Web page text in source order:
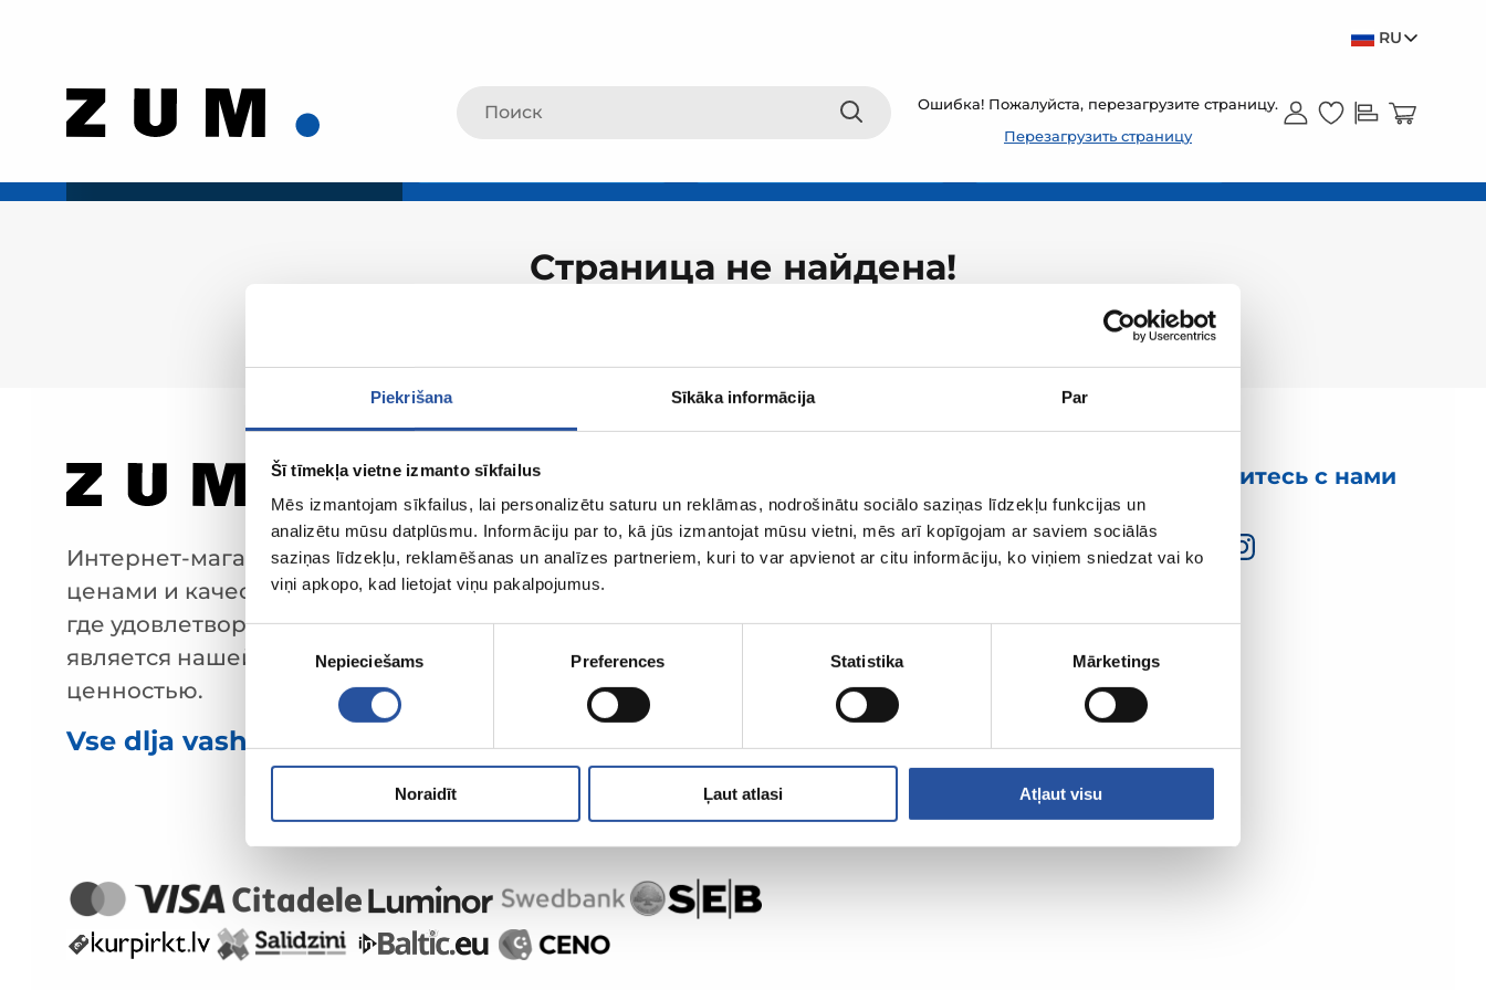
Piekrišana Sīkāka informācija Par
Šī tīmekļa vietne izmanto sīkfailus
Mēs izmantojam sīkfailus, lai personalizētu saturu un reklāmas, nodrošinātu sociālo saziņas līdzekļu funkcijas un
analizētu mūsu datplūsmu. Informāciju par to, kā jūs izmantojat mūsu vietni, mēs arī kopīgojam ar saviem sociālās
saziņas līdzekļu, reklamēšanas un analīzes partneriem, kuri to var apvienot ar citu informāciju, ko viņiem sniedzat vai ko
viņi apkopo, kad lietojat viņu pakalpojumus.
Piekrišanas
izvēle
Nepieciešams Preferences Statistika Mārketings
Noraidīt Ļaut atlasi Atļaut visu
RU
Ошибка! Пожалуйста, перезагрузите страницу.
Перезагрузить страницу
Страница не найдена!
Интернет-магазин с выгодными
ценами и качественными товарами,
где удовлетворённость клиента
является нашей главной
ценностью.
Vse dlja vashego doma i sada!
Свяжитесь с нами